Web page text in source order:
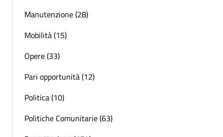
Manutenzione (28)
Mobilità (15)
Opere (33)
Pari opportunità (12)
Politica (10)
Politiche Comunitarie (63)